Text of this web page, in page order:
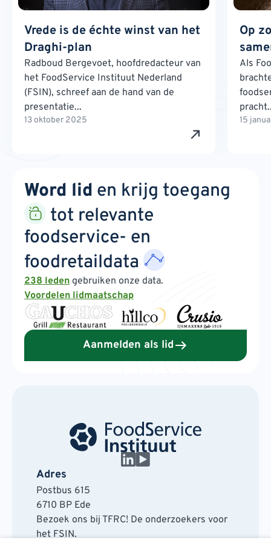
Vrede is de échte winst van het
Draghi-plan
Radboud Bergevoet, hoofdredacteur van
het FoodService Instituut Nederland
(FSIN), schreef aan de hand van de
presentatie...
13 oktober 2025
Op
Als
15
Word lid en krijg toegang
tot relevante
foodservice- en
foodretaildata
238 leden gebruiken onze data.
Voordelen lidmaatschap
Aanmelden als lid
Adres
Postbus 615
6710 BP Ede
Bezoek ons bij TFRC! De onderzoekers voor
het FSIN.